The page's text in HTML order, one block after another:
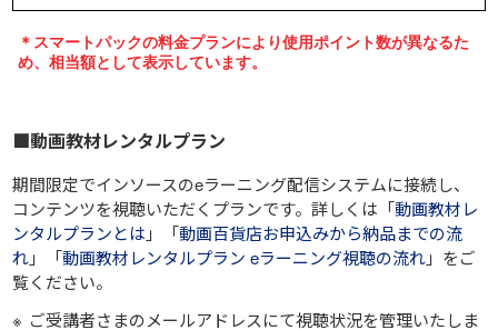
■動画教材レンタルプラン
期間限定でインソースのeラーニング配信システムに接続し、
コンテンツを視聴いただくプランです。詳しくは「動画教材レ
ンタルプランとは 」「動画百貨店お申込みから納品までの流
れ」「動画教材レンタルプラン eラーニング視聴の流れ」をご
覧ください。
ご受講者さまのメールアドレスにて視聴状況を管理いたしま